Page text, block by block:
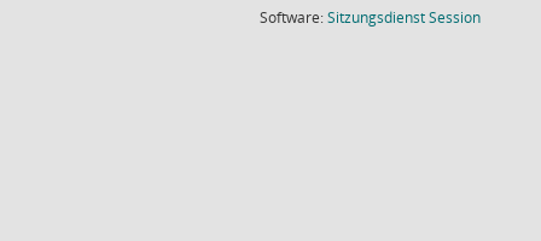
Software:SitzungsdienstSession(Wird in